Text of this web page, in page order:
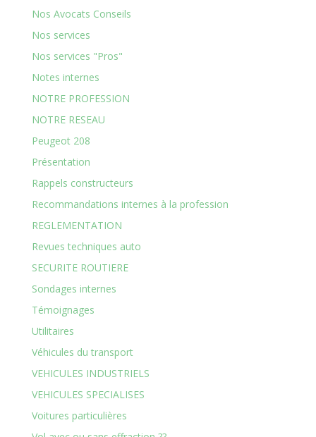
Nos Avocats Conseils
Nos services
Nos services "Pros"
Notes internes
NOTRE PROFESSION
NOTRE RESEAU
Peugeot 208
Présentation
Rappels constructeurs
Recommandations internes à la profession
REGLEMENTATION
Revues techniques auto
SECURITE ROUTIERE
Sondages internes
Témoignages
Utilitaires
Véhicules du transport
VEHICULES INDUSTRIELS
VEHICULES SPECIALISES
Voitures particulières